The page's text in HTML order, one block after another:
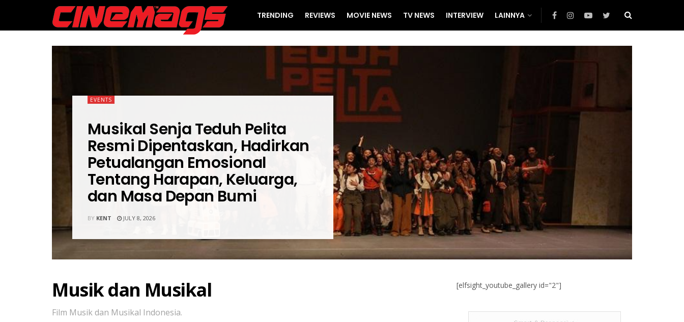
TRENDING REVIEWS MOVIE NEWS TV NEWS INTERVIEW LAINNYA
EVENTS
Musikal Senja Teduh Pelita
Resmi Dipentaskan, Hadirkan
Petualangan Emosional
Tentang Harapan, Keluarga,
dan Masa Depan Bumi
BY KENT JULY 8, 2026
Musik dan Musikal
Film Musik dan Musikal Indonesia.
[elfsight_youtube_gallery id="2"]